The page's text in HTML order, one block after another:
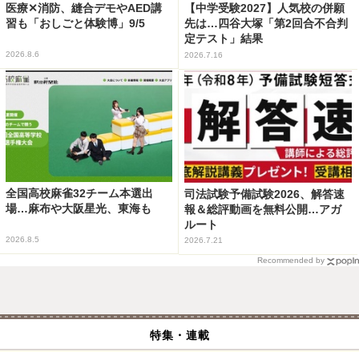
医療✕消防、縫合デモやAED講
習も「おしごと体験博」9/5
2026.8.6
【中学受験2027】人気校の併願
先は…四谷大塚「第2回合不合判
定テスト」結果
2026.7.16
全国高校麻雀32チーム本選出
場…麻布や大阪星光、東海も
2026.8.5
司法試験予備試験2026、解答速
報＆総評動画を無料公開…アガ
ルート
2026.7.21
Recommended by
特集・連載